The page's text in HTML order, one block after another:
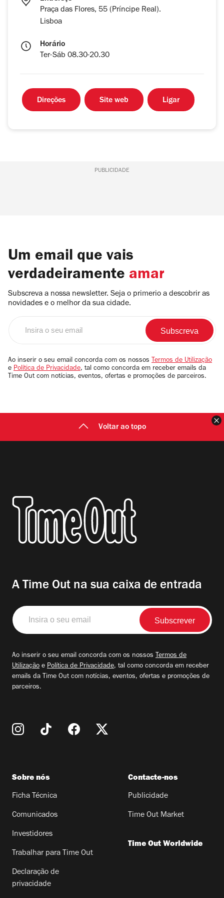
Praça das Flores, 55 (Príncipe Real).
Lisboa
Horário
Ter-Sáb 08.30-20.30
Direções Site web Ligar
PUBLICIDADE
Um email que vais
verdadeiramente amar
Subscreva a nossa newsletter. Seja o primerio a descobrir as
novidades e o melhor da sua cidade.
email
Ao inserir o seu email concorda com os nossos Termos de Utilização
e Política de Privacidade, tal como concorda em receber emails da
Time Out com notícias, eventos, ofertas e promoções de parceiros.
Voltar ao topo
A Time Out na sua caixa de entrada
Insira
o
seu
Ao inserir o seu email concorda com os nossos Termos de
Utilização e Política de Privacidade, tal como concorda em receber
emails da Time Out com notícias, eventos, ofertas e promoções de
parceiros.
Sobre nós
Ficha Técnica
Comunicados
Investidores
Trabalhar para Time Out
Declaração de
privacidade
Contacte-nos
Publicidade
Time Out Market
Time Out Worldwide